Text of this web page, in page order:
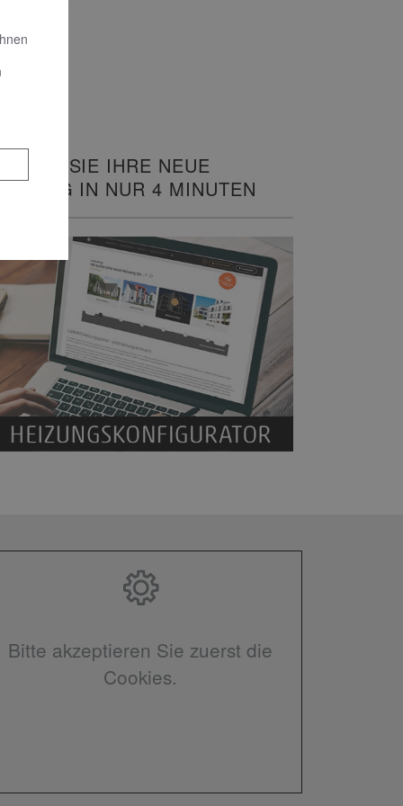
SIE IHRE NEUE
IN NUR 4 MINUTEN
Bitte akzeptieren Sie zuerst die
Cookies.